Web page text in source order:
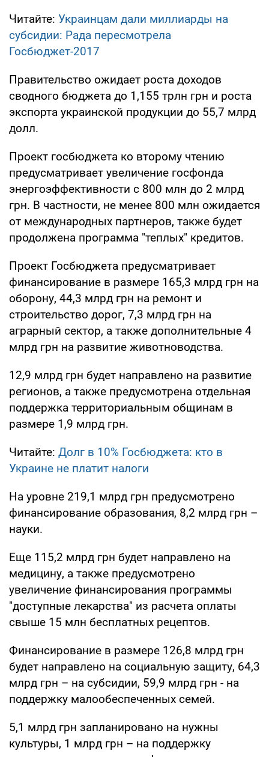
Читайте: Украинцам дали миллиарды на
субсидии: Рада пересмотрела
Госбюджет-2017
Правительство ожидает роста доходов
сводного бюджета до 1,155 трлн грн и роста
экспорта украинской продукции до 55,7 млрд
долл.
Проект госбюджета ко второму чтению
предусматривает увеличение госфонда
энергоэффективности с 800 млн до 2 млрд
грн. В частности, не менее 800 млн ожидается
от международных партнеров, также будет
продолжена программа "теплых" кредитов.
Проект Госбюджета предусматривает
финансирование в размере 165,3 млрд грн на
оборону, 44,3 млрд грн на ремонт и
строительство дорог, 7,3 млрд грн на
аграрный сектор, а также дополнительные 4
млрд грн на развитие животноводства.
12,9 млрд грн будет направлено на развитие
регионов, а также предусмотрена отдельная
поддержка территориальным общинам в
размере 1,9 млрд грн.
Читайте: Долг в 10% Госбюджета: кто в
Украине не платит налоги
На уровне 219,1 млрд грн предусмотрено
финансирование образования, 8,2 млрд грн –
науки.
Еще 115,2 млрд грн будет направлено на
медицину, а также предусмотрено
увеличение финансирования программы
"доступные лекарства" из расчета оплаты
свыше 15 млн бесплатных рецептов.
Финансирование в размере 126,8 млрд грн
будет направлено на социальную защиту, 64,3
млрд грн – на субсидии, 59,9 млрд грн - на
поддержку малообеспеченных семей.
5,1 млрд грн запланировано на нужны
культуры, 1 млрд грн – на поддержку